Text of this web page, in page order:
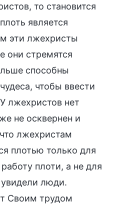
то становится
является
эти лжехристы
они стремятся
способны
чтобы ввести
лжехристов нет
не осквернен и
лжехристам
плотью только для
плоти, а не для
увидели люди.
Своим трудом